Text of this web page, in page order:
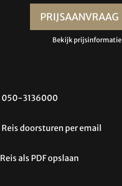
PRIJSAANVRAAG
Bekijk prijsinformatie
050-3136000
Reis doorsturen per email
Reis als PDF opslaan